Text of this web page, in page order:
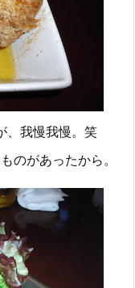
、我慢我慢。笑
のがあったから。